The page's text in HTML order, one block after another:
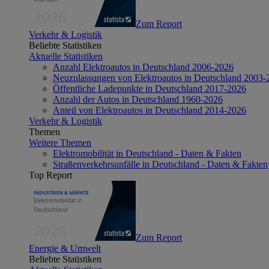
Zum Report
Verkehr & Logistik
Beliebte Statistiken
Aktuelle Statistiken
Anzahl Elektroautos in Deutschland 2006-2026
Neuzulassungen von Elektroautos in Deutschland 2003-
Öffentliche Ladepunkte in Deutschland 2017-2026
Anzahl der Autos in Deutschland 1960-2026
Anteil von Elektroautos in Deutschland 2014-2026
Verkehr & Logistik
Themen
Weitere Themen
Elektromobilität in Deutschland - Daten & Fakten
Straßenverkehrsunfälle in Deutschland - Daten & Fakten
Top Report
Zum Report
Energie & Umwelt
Beliebte Statistiken